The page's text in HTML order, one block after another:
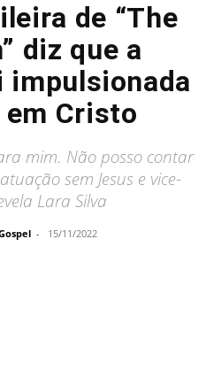
de “The
diz que a
em Cristo
mim. Não posso contar
sem Jesus e vice-
Lara Silva
- 15/11/2022